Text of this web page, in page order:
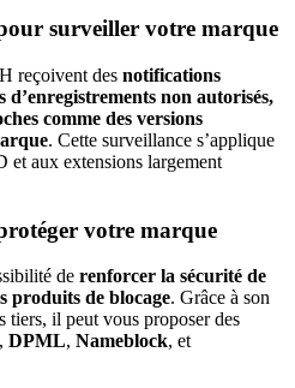
surveiller votre marque
reçoivent des notifications
d’enregistrements non autorisés,
comme des versions
. Cette surveillance s’applique
et aux extensions largement
votre marque
de renforcer la sécurité de
produits de blocage. Grâce à son
tiers, il peut vous proposer des
, DPML, Nameblock, et